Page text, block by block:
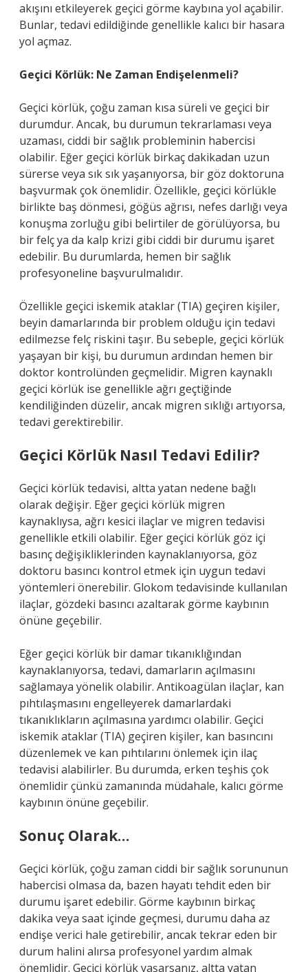
akışını etkileyerek geçici görme kaybına yol açabilir.
Bunlar, tedavi edildiğinde genellikle kalıcı bir hasara
yol açmaz.
Geçici Körlük: Ne Zaman Endişelenmeli?
Geçici körlük, çoğu zaman kısa süreli ve geçici bir
durumdur. Ancak, bu durumun tekrarlaması veya
uzaması, ciddi bir sağlık probleminin habercisi
olabilir. Eğer geçici körlük birkaç dakikadan uzun
sürerse veya sık sık yaşanıyorsa, bir göz doktoruna
başvurmak çok önemlidir. Özellikle, geçici körlükle
birlikte baş dönmesi, göğüs ağrısı, nefes darlığı veya
konuşma zorluğu gibi belirtiler de görülüyorsa, bu
bir felç ya da kalp krizi gibi ciddi bir durumu işaret
edebilir. Bu durumlarda, hemen bir sağlık
profesyoneline başvurulmalıdır.
Özellikle geçici iskemik ataklar (TIA) geçiren kişiler,
beyin damarlarında bir problem olduğu için tedavi
edilmezse felç riskini taşır. Bu sebeple, geçici körlük
yaşayan bir kişi, bu durumun ardından hemen bir
doktor kontrolünden geçmelidir. Migren kaynaklı
geçici körlük ise genellikle ağrı geçtiğinde
kendiliğinden düzelir, ancak migren sıklığı artıyorsa,
tedavi gerektirebilir.
Geçici Körlük Nasıl Tedavi Edilir?
Geçici körlük tedavisi, altta yatan nedene bağlı
olarak değişir. Eğer geçici körlük migren
kaynaklıysa, ağrı kesici ilaçlar ve migren tedavisi
genellikle etkili olabilir. Eğer geçici körlük göz içi
basınç değişikliklerinden kaynaklanıyorsa, göz
doktoru basıncı kontrol etmek için uygun tedavi
yöntemleri önerebilir. Glokom tedavisinde kullanılan
ilaçlar, gözdeki basıncı azaltarak görme kaybının
önüne geçebilir.
Eğer geçici körlük bir damar tıkanıklığından
kaynaklanıyorsa, tedavi, damarların açılmasını
sağlamaya yönelik olabilir. Antikoagülan ilaçlar, kan
pıhtılaşmasını engelleyerek damarlardaki
tıkanıklıkların açılmasına yardımcı olabilir. Geçici
iskemik ataklar (TIA) geçiren kişiler, kan basıncını
düzenlemek ve kan pıhtılarını önlemek için ilaç
tedavisi alabilirler. Bu durumda, erken teşhis çok
önemlidir çünkü zamanında müdahale, kalıcı görme
kaybının önüne geçebilir.
Sonuç Olarak…
Geçici körlük, çoğu zaman ciddi bir sağlık sorununun
habercisi olmasa da, bazen hayatı tehdit eden bir
durumu işaret edebilir. Görme kaybının birkaç
dakika veya saat içinde geçmesi, durumu daha az
endişe verici hale getirebilir, ancak tekrar eden bir
durum halini alırsa profesyonel yardım almak
önemlidir. Geçici körlük yaşarsanız, altta yatan